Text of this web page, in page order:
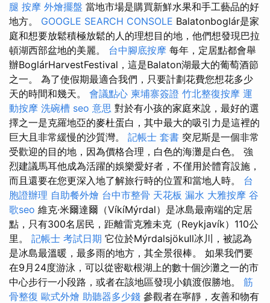
腿 按摩 外燴擺盤 當地市場是購買新鮮水果和手工藝品的好
地方。 GOOGLE SEARCH CONSOLE Balatonboglár是家
庭和想要放鬆積極放鬆的人的理想目的地，他們想發現巴拉
頓湖西部盆地的美麗。 台中腳底按摩 每年，定居點都會舉
辦BoglárHarvestFestival，這是Balaton湖最大的葡萄酒節
之一。 為了使假期最適合我們，只要計劃花費您想花多少
天的時間和幾天。 會議點心 柬埔寨簽證 竹北整復按摩 運
動按摩 洗碗槽 seo 意思 對於有小孩的家庭來說，最好的選
擇之一是克羅地亞的麥杜蛋白，其中最大的吸引力是這裡的
巨大且非常緩慢的沙質灣。 記帳士 套書 突尼斯是一個非常
受歡迎的目的地，因為價格合理，白色的海灘是白色。 強
烈建議馬耳他成為活躍的娛樂愛好者，不僅用於體育設施，
而且還要在您更深入地了解旅行時的位置和當地人時。 台
胞證辦理 自助餐外燴 台中市整骨 天花板 漏水 大雅按摩 谷
歌seo 維克·米爾達爾（VíkíMýrdal）是冰島最南端的定居
點，只有300名居民，距離雷克雅未克（Reykjavík）110公
里。 記帳士 考試日期 它位於Mýrdalsjökull冰川，被認為
是冰島最溫暖，最多雨的地方，其全景很棒。 如果我們要
在9月24度游泳，可以從密歇根湖上的數十個沙灘之一的市
中心步行一小段路，或者在該地區發現小鎮渡假勝地。 筋
骨整復 歐式外燴 助聽器多少錢 參觀者在寧靜，友善和物有